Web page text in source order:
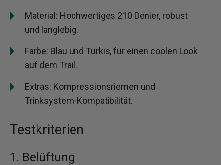
Material: Hochwertiges 210 Denier, robust
und langlebig.
Farbe: Blau und Türkis, für einen coolen Look
auf dem Trail.
Extras: Kompressionsriemen und
Trinksystem-Kompatibilität.
Testkriterien
1. Belüftung